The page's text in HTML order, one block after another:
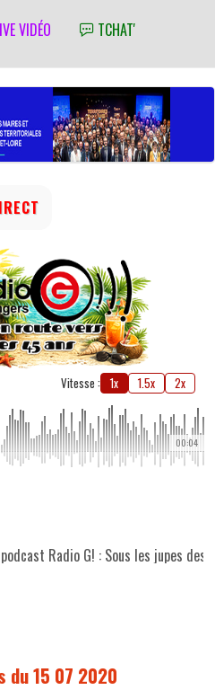
VIDÉO TCHAT'
Vitesse : 1x 1.5x 2x
00:04
Radio G! : Sous les jupes
du 15 07 2020